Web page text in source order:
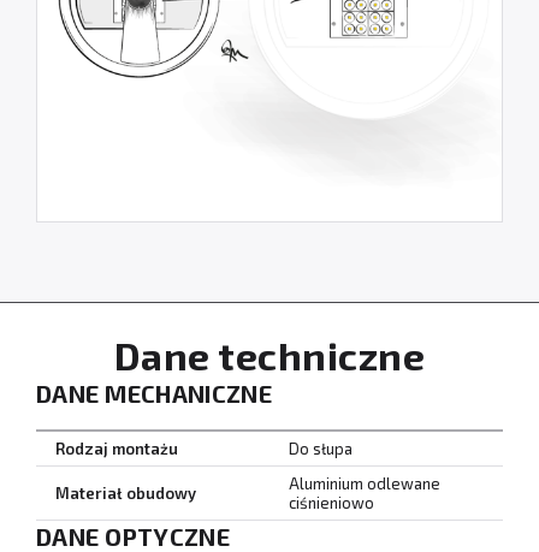
Dane techniczne
DANE MECHANICZNE
Rodzaj montażu Do słupa
Materiał obudowy
Aluminium odlewane
ciśnieniowo
DANE OPTYCZNE